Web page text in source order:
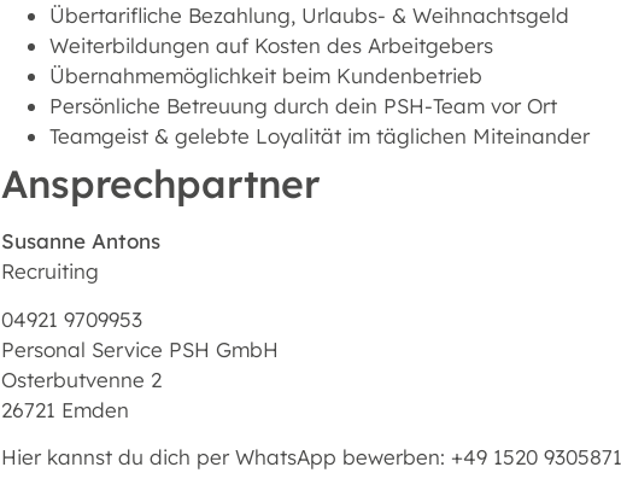
Übertarifliche Bezahlung, Urlaubs- & Weihnachtsgeld
Weiterbildungen auf Kosten des Arbeitgebers
Übernahmemöglichkeit beim Kundenbetrieb
Persönliche Betreuung durch dein PSH-Team vor Ort
Teamgeist & gelebte Loyalität im täglichen Miteinander
Ansprechpartner
Susanne Antons
Recruiting
04921 9709953
Personal Service PSH GmbH
Osterbutvenne 2
26721 Emden
Hier kannst du dich per WhatsApp bewerben: +49 1520 9305871